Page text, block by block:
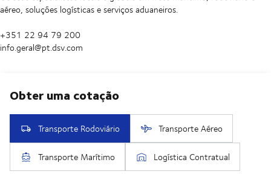
aéreo, soluções logísticas e serviços aduaneiros.
+351 22 94 79 200
info.geral@pt.dsv.com